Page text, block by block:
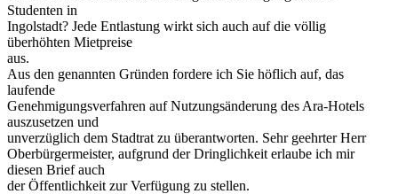
Studenten in
Ingolstadt? Jede Entlastung wirkt sich auch auf die völlig
überhöhten Mietpreise
aus.
Aus den genannten Gründen fordere ich Sie höflich auf, das
laufende
Genehmigungsverfahren auf Nutzungsänderung des Ara-Hotels
auszusetzen und
unverzüglich dem Stadtrat zu überantworten. Sehr geehrter Herr
Oberbürgermeister, aufgrund der Dringlichkeit erlaube ich mir
diesen Brief auch
der Öffentlichkeit zur Verfügung zu stellen.